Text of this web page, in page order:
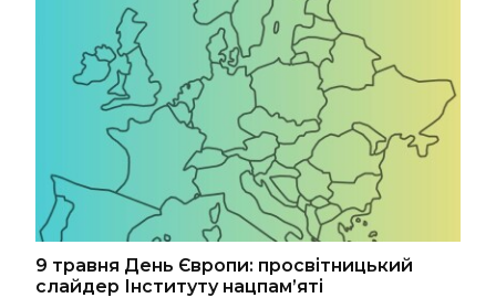
9 травня День Європи: просвітницький
слайдер Інституту нацпам’яті